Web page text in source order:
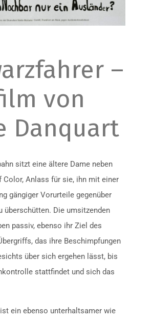
–
von
Danquart
sitzt eine ältere Dame neben
Color, Anlass für sie, ihn mit einer
gängiger Vorurteile gegenüber
überschütten. Die umsitzenden
passiv, ebenso ihr Ziel des
das ihre Beschimpfungen
über sich ergehen lässt, bis
stattfindet und sich das
ein ebenso unterhaltsamer wie